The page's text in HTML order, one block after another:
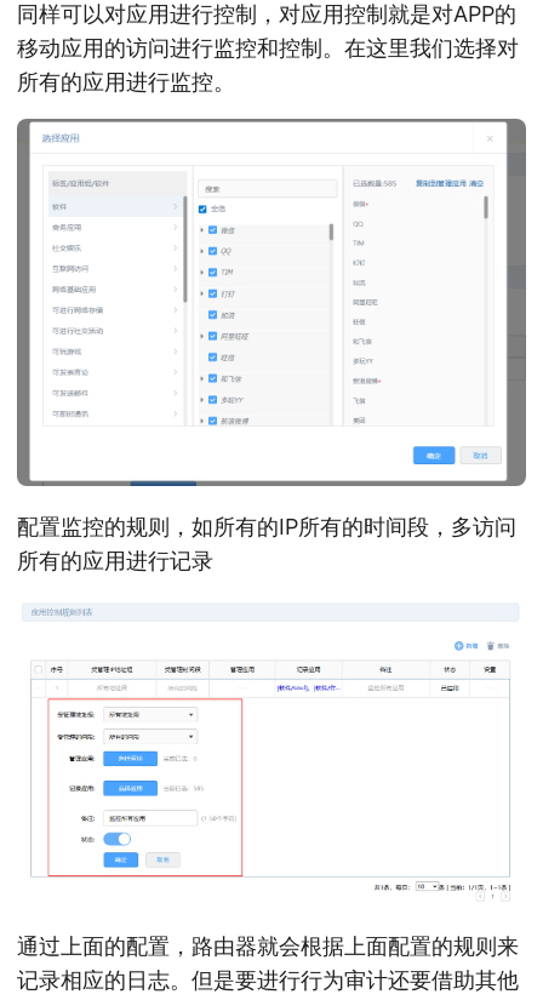
同样可以对应用进行控制，对应用控制就是对APP的
移动应用的访问进行监控和控制。在这里我们选择对
所有的应用进行监控。
配置监控的规则，如所有的IP所有的时间段，多访问
所有的应用进行记录
通过上面的配置，路由器就会根据上面配置的规则来
记录相应的日志。但是要进行行为审计还要借助其他